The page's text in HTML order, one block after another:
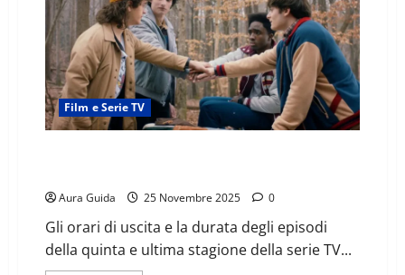
Film e Serie TV
Aura Guida 25 Novembre 2025 0
Gli orari di uscita e la durata degli episodi
della quinta e ultima stagione della serie TV...